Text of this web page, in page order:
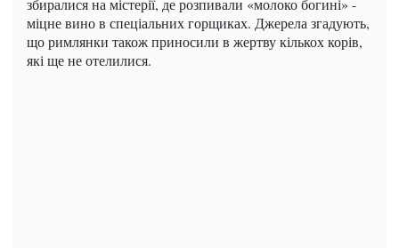
збиралися на містерії, де розпивали «молоко богині» -
міцне вино в спеціальних горщиках. Джерела згадують,
що римлянки також приносили в жертву кількох корів,
які ще не отелилися.